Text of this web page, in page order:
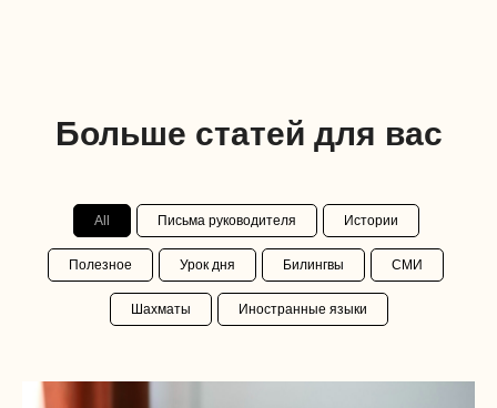
Больше статей для вас
All Письма руководителя Истории
Полезное Урок дня Билингвы СМИ
Шахматы Иностранные языки